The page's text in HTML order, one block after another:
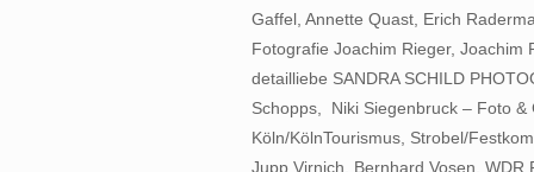
Gaffel, Annette Quast, Erich
Fotografie Joachim Rieger, Joachim
detailliebe SANDRA SCHILD
Schopps, Niki Siegenbruck – Foto
Köln/KölnTourismus, Strobel/
Jupp Virnich, Bernhard Vosen,